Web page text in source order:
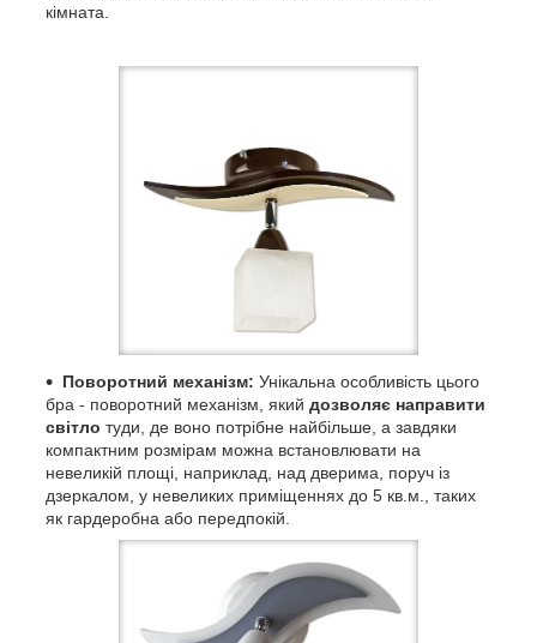
кімната.
Поворотний механізм: Унікальна особливість цього
бра - поворотний механізм, який дозволяє направити
світло туди, де воно потрібне найбільше, а завдяки
компактним розмірам можна встановлювати на
невеликій площі, наприклад, над дверима, поруч із
дзеркалом, у невеликих приміщеннях до 5 кв.м., таких
як гардеробна або передпокій.